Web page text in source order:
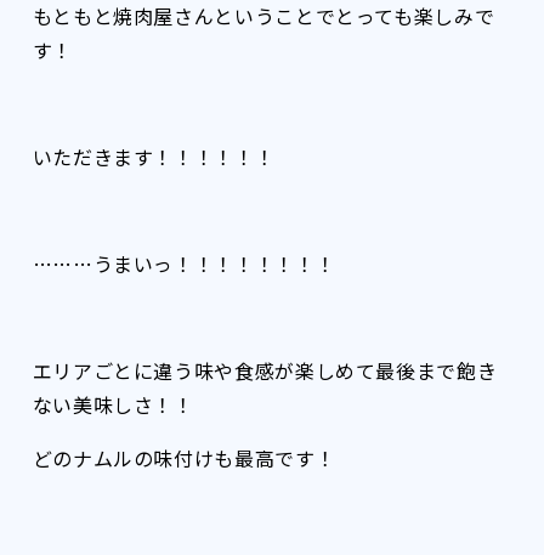
もともと焼肉屋さんということでとっても楽しみで
す！
いただきます！！！！！！
………うまいっ！！！！！！！！
エリアごとに違う味や食感が楽しめて最後まで飽き
ない美味しさ！！
どのナムルの味付けも最高です！